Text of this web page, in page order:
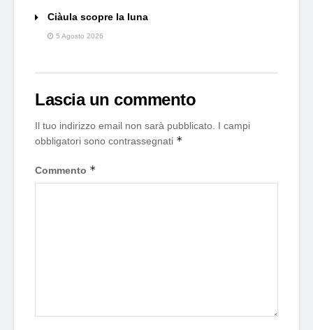
Ciàula scopre la luna
5 Agosto 2026
Lascia un commento
Il tuo indirizzo email non sarà pubblicato. I campi
obbligatori sono contrassegnati *
Commento *